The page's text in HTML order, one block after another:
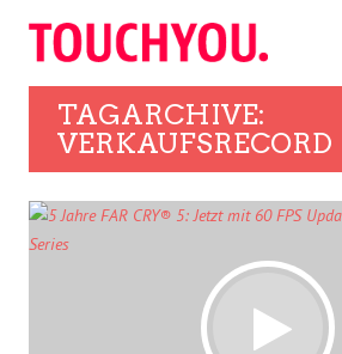
TAGARCHIVE:
VERKAUFSRECORD